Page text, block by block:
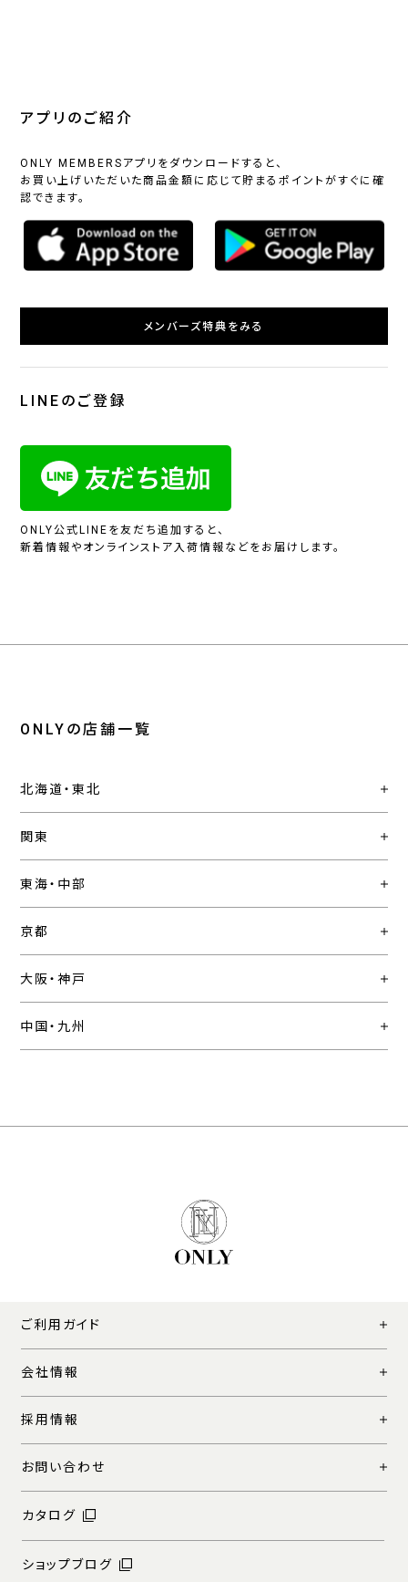
アプリのご紹介
ONLY MEMBERSアプリをダウンロードすると、
お買い上げいただいた商品金額に応じて貯まるポイントがすぐに確
認できます。
メンバーズ特典をみる
LINEのご登録
ONLY公式LINEを友だち追加すると、
新着情報やオンラインストア入荷情報などをお届けします。
ONLYの店舗一覧
北海道・東北
関東
東海・中部
京都
大阪・神戸
中国・九州
ご利用ガイド
会社情報
採用情報
お問い合わせ
カタログ
ショップブログ